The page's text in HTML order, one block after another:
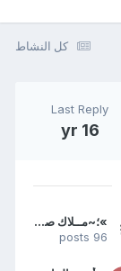
كل النشاط
Last Reply
16 yr
»؛~مــلاك صــفــوى~؛«
96 posts